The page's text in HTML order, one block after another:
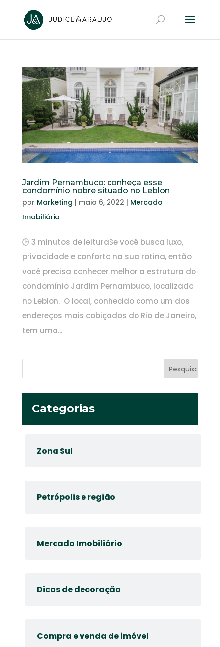
Jardim Pernambuco: conheça esse
condomínio nobre situado no Leblon
por Marketing | maio 6, 2022 | Mercado
Imobiliário
🕑 3 minutos de leituraSe você busca luxo,
privacidade e conforto na sua rotina, então
você precisa conhecer melhor a estrutura do
condomínio Jardim Pernambuco, localizado
no Leblon. O local, conhecido como um dos
endereços mais cobiçados do Rio de Janeiro,
tem uma...
Categorias
Zona Sul
Petrópolis e região
Mercado Imobiliário
Dicas de decoração
Compra e venda de imóvel